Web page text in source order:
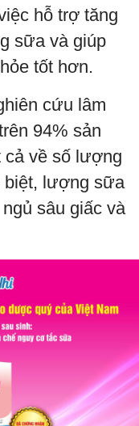
hỗ trợ tăng
sữa và giúp
tốt hơn.
cứu lâm
94% sản
cả về số lượng
lượng sữa
sâu giấc và